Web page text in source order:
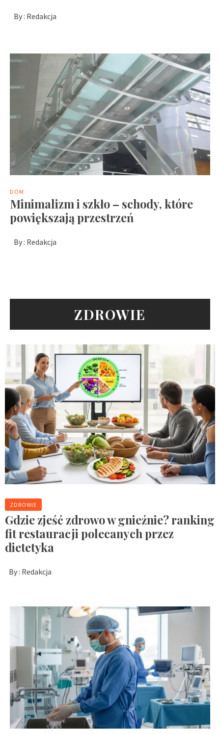
By : Redakcja
DOM
Minimalizm i szkło – schody, które
powiększają przestrzeń
By : Redakcja
ZDROWIE
ZDROWIE
Gdzie zjeść zdrowo w gnieźnie? ranking
fit restauracji polecanych przez
dietetyka
By : Redakcja